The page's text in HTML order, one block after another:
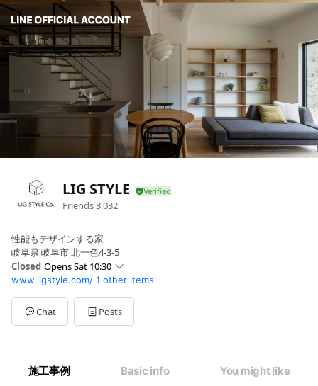
LIG STYLE
Friends3,032
性能もデザインする家
岐阜県 岐阜市 北一色4-3-5
Closed Opens Sat 10:30
Sun10:30 - 18:00
Mon10:30 - 18:00
Tue10:30 - 18:00
WedClosed
10:30 - 18:00
定休日：毎週水曜日・第1第3木曜
www.ligstyle.com/ 1 other items
Chat Posts
施工事例 Basic info You might like